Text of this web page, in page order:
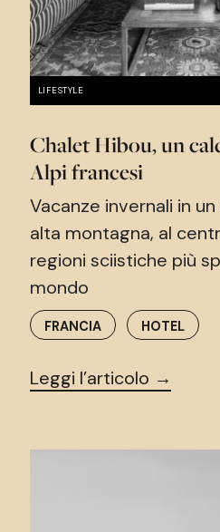
LIFESTYLE
Chalet Hibou, un
Alpi francesi
Vacanze invernali in
alta montagna, al
regioni sciistiche più
mondo
FRANCIA HOTEL
Leggi l’articolo →